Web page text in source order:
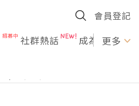
會員登記
社群熱話 成為U更多